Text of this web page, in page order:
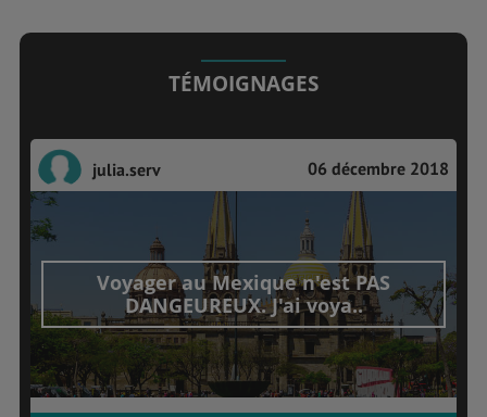
TÉMOIGNAGES
julia.serv 06 décembre 2018
Voyager au Mexique n'est PAS
DANGEUREUX. J'ai voya..